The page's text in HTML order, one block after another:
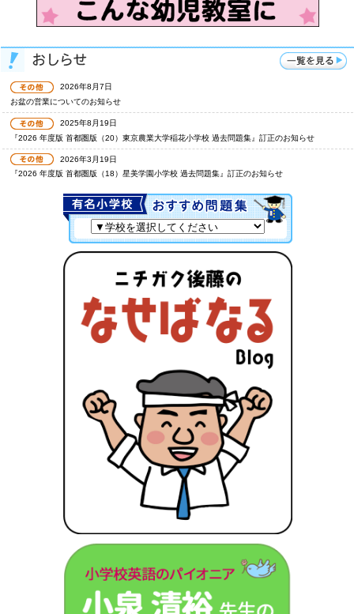
2026年8月7日
お盆の営業についてのお知らせ
2025年8月19日
『2026 年度版 首都圏版（20）東京農業大学稲花小学校 過去問題集』訂正のお知らせ
2026年3月19日
『2026 年度版 首都圏版（18）星美学園小学校 過去問題集』訂正のお知らせ
2024年12月24日
『2025 年度版 広島県版 国立小学校 過去問題集』訂正のお知らせ
2024年8月5日
『2025 年度版 首都圏版（10）雙葉小学校 過去問題集』訂正のお知らせ
2024年7月25日
『2025 年度版 首都圏版（36）東京学芸大学附属小金井小学校 過去問題集』訂正のお知らせ
2024年8月28日
『2025 年度版 首都圏版（28）筑波大学附属小学校 過去問題集』訂正のお知らせ
2023年4月28日
『2024 年度版 首都圏版（32）東京学芸大学附属世田谷小学校 過去問題集』訂正のお知らせ
『2024 年度版 首都圏版（34）東京学芸大学附属大泉小学校 過去問題集』訂正のお知らせ
2022年9月15日
『2023 年度版 首都圏版（26）青山学院大学系属浦和ルーテル学院小学校 過去問題集』訂正